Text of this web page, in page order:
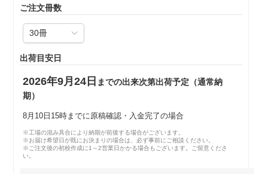
ご注文冊数
出荷目安日
2026年9月24日 までの出来次第出荷予定（通常納
期）
8月10日15時までに原稿確認・入金完了の場合
※工場の混み具合により納期が前後する場合がございます。
※お届け希望日が既にお決まりの場合は、必ず事前にご相談ください。
※ご注文後の初校作成に1～2営業日かかる場合もございます。ご留意くださ
い。